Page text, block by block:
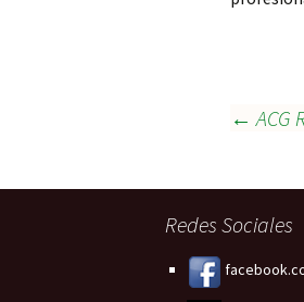
Navegación
de
entradas
← ACG
Redes Sociales